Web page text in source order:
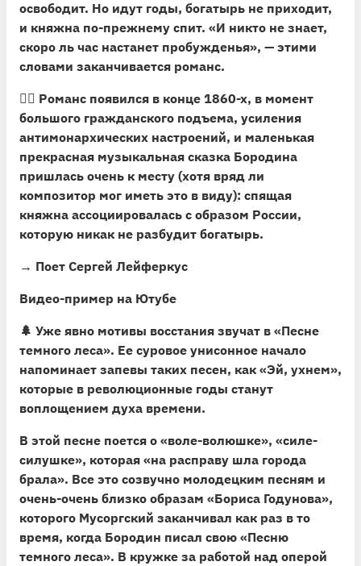
освободит. Но идут годы, богатырь не приходит,
и княжна по-прежнему спит. «И никто не знает,
скоро ль час настанет пробужденья», — этими
словами заканчивается романс.
🧝‍♀️ Романс появился в конце 1860-х, в момент
большого гражданского подъема, усиления
антимонархических настроений, и маленькая
прекрасная музыкальная сказка Бородина
пришлась очень к месту (хотя вряд ли
композитор мог иметь это в виду): спящая
княжна ассоциировалась с образом России,
которую никак не разбудит богатырь.
→ Поет Сергей Лейферкус
Видео-пример на Ютубе
🌲 Уже явно мотивы восстания звучат в «Песне
темного леса». Ее суровое унисонное начало
напоминает запевы таких песен, как «Эй, ухнем»,
которые в революционные годы станут
воплощением духа времени.
В этой песне поется о «воле-волюшке», «силе-
силушке», которая «на расправу шла города
брала». Все это созвучно молодецким песням и
очень-очень близко образам «Бориса Годунова»,
которого Мусоргский заканчивал как раз в то
время, когда Бородин писал свою «Песню
темного леса». В кружке за работой над оперой